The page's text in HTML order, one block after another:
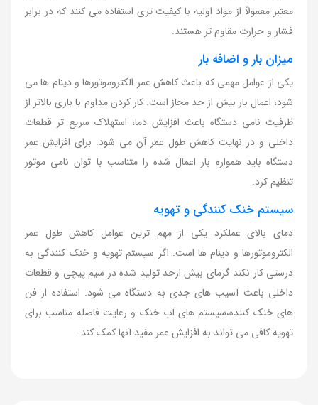
معتبر معمولاً از مواد اولیه با کیفیت تری استفاده می کنند که در برابر
فشار و حرارت مقاوم تر هستند.
میزان بار و اضافه بار
یکی از عوامل مهمی که باعث کاهش عمر الکتروموتورها و دینام ها می
شود، اعمال بار بیش از حد مجاز است. کار کردن مداوم با باری بالاتر از
ظرفیت نامی دستگاه باعث افزایش دما، استهلاک سریع تر قطعات
داخلی و در نهایت کاهش طول عمر آن می شود. برای افزایش عمر
دستگاه باید همواره بار اعمال شده را متناسب با توان نامی موتور
تنظیم کرد.
سیستم خنک کنندگی و تهویه
دمای بالای عملکرد یکی از مهم ترین عوامل کاهش طول عمر
الکتروموتورها و دینام ها است. اگر سیستم تهویه و خنک کنندگی به
درستی کار نکند گرمای بیش ازحد تولید شده در سیم پیچی و قطعات
داخلی باعث آسیب های جدی به دستگاه می شود. استفاده از فن
های خنک کننده،سیستم های آب خنک و رعایت فاصله مناسب برای
تهویه کافی می تواند به افزایش عمر مفید آنها کمک کند.